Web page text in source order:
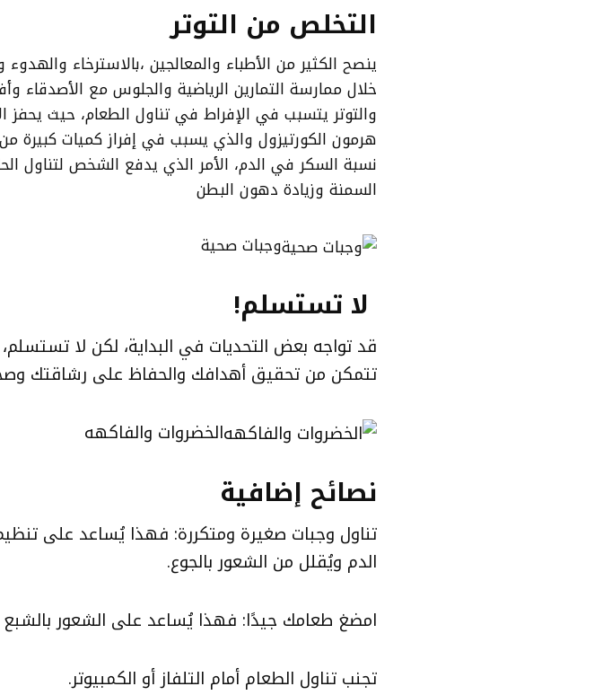
التخلص من التوتر
ينصح الكثير من الأطباء والمعالجين ،بالاسترخاء
خلال ممارسة التمارين الرياضية والجلوس مع الأصدقاء
والتوتر يتسبب في الإفراط في تناول الطعام، حيث يحفز
هرمون الكورتيزول والذي يسبب في إفراز كميات كبيرة
نسبة السكر في الدم، الأمر الذي يدفع الشخص لتناول
السمنة وزيادة دهون البطن
وجبات صحية
لا تستسلم!
قد تواجه بعض التحديات في البداية، لكن لا تستسلم،
تتمكن من تحقيق أهدافك والحفاظ على رشاقتك
الخضروات والفاكهه
نصائح إضافية
تناول وجبات صغيرة ومتكررة: فهذا يُساعد على
الدم ويُقلل من الشعور بالجوع.
امضغ طعامك جيدًا: فهذا يُساعد على الشعور
تجنب تناول الطعام أمام التلفاز أو الكمبيوتر.